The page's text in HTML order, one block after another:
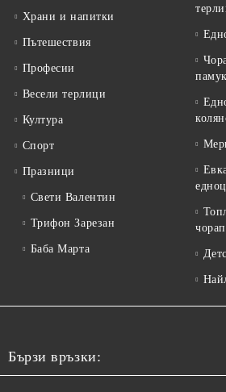
Храни и напитки
Пътешествия
Професии
Весели терлици
Култура
Спорт
Празници
Свети Валентин
Трифон Зарезан
Баба Марта
памук
Бързи връзки: